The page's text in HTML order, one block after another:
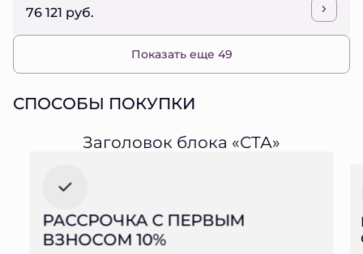
76 121 руб.
Показать еще 49
СПОСОБЫ ПОКУПКИ
Заголовок блока «СТА»
РАССРОЧКА С ПЕРВЫМ
ВЗНОСОМ 10%